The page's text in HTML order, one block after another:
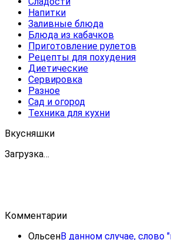
Напитки
Заливные блюда
Блюда из кабачков
Приготовление рулетов
Рецепты для похудения
Диетические
Сервировка
Разное
Сад и огород
Техника для кухни
Вкусняшки
Загрузка…
Комментарии
ОльсенВ данном случае, слово